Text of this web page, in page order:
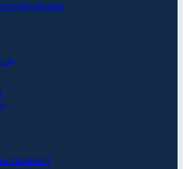
и потребление
и тренинги